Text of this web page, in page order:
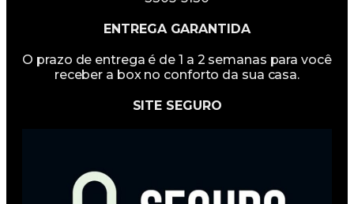
ENTREGA GARANTIDA
O prazo de entrega é de 1 a 2 semanas para você
receber a box no conforto da sua casa.
SITE SEGURO